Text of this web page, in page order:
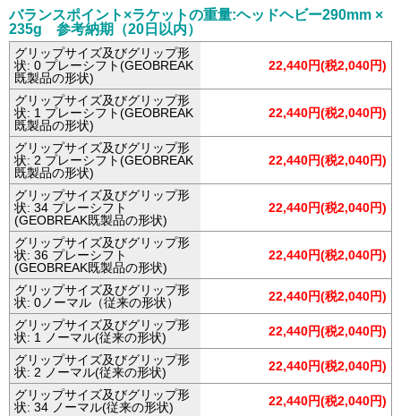
バランスポイント×ラケットの重量:ヘッドヘビー290mm ×
235g 参考納期（20日以内）
グリップサイズ及びグリップ形
状: 0 プレーシフト(GEOBREAK
既製品の形状)
22,440円(税2,040円)
グリップサイズ及びグリップ形
状: 1 プレーシフト(GEOBREAK
既製品の形状)
22,440円(税2,040円)
グリップサイズ及びグリップ形
状: 2 プレーシフト(GEOBREAK
既製品の形状)
22,440円(税2,040円)
グリップサイズ及びグリップ形
状: 34 プレーシフト
(GEOBREAK既製品の形状)
22,440円(税2,040円)
グリップサイズ及びグリップ形
状: 36 プレーシフト
(GEOBREAK既製品の形状)
22,440円(税2,040円)
グリップサイズ及びグリップ形
状: 0ノーマル（従来の形状）
22,440円(税2,040円)
グリップサイズ及びグリップ形
状: 1 ノーマル(従来の形状)
22,440円(税2,040円)
グリップサイズ及びグリップ形
状: 2 ノーマル(従来の形状)
22,440円(税2,040円)
グリップサイズ及びグリップ形
状: 34 ノーマル(従来の形状)
22,440円(税2,040円)